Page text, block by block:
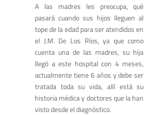
A las madres les preocupa, qué
pasará cuando sus hijos lleguen al
tope de la edad para ser atendidos en
el J.M. De Los Ríos, ya que como
cuenta una de las madres, su hija
llegó a este hospital con 4 meses,
actualmente tiene 6 años y debe ser
tratada toda su vida, allí está su
historia médica y doctores que la han
visto desde el diagnóstico.